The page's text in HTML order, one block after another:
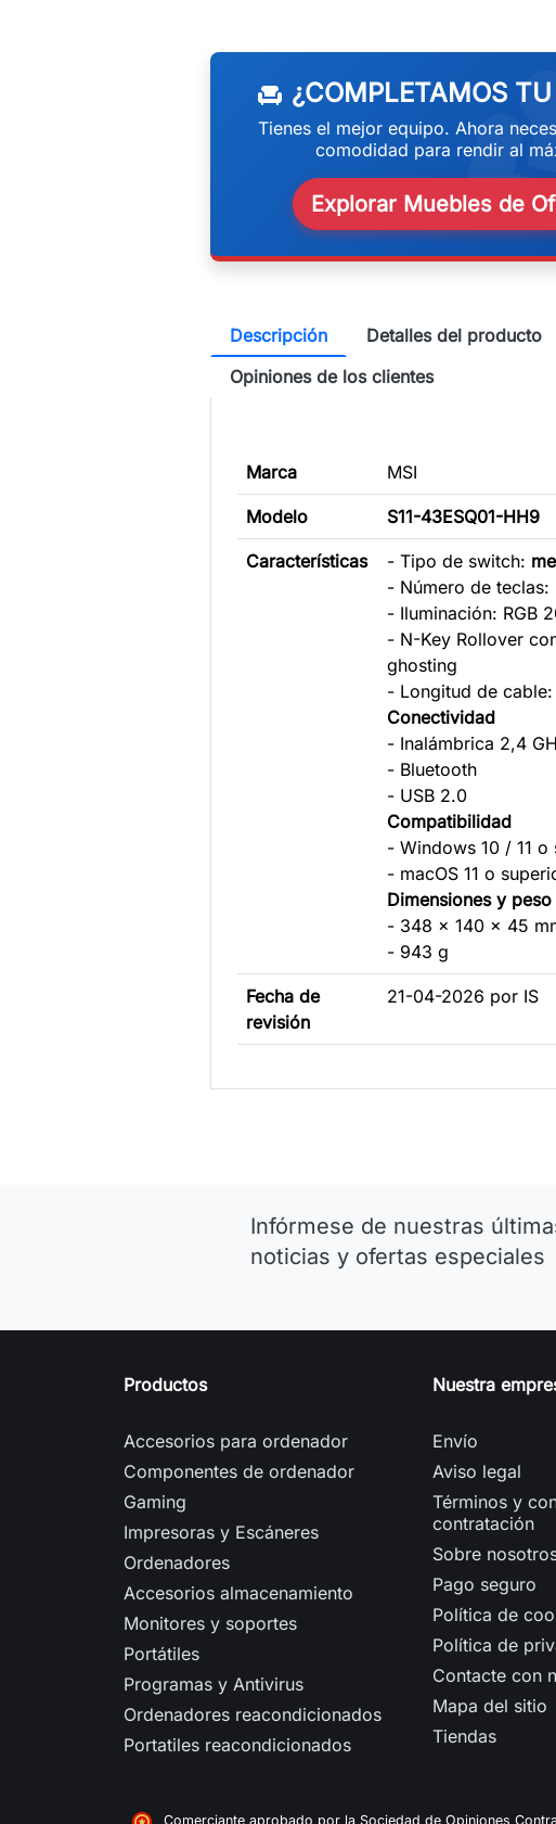
chair ¿COMPLETAMOS
Tienes el mejor equipo. Ahora
comodidad para rendir al
Explorar Muebles de
Descripción
Detalles del producto
Opiniones de los clientes
Marca MSI
Modelo S11-43ESQ01-HH9
Características - Tipo de switch:
- Número de teclas:
- Iluminación: RGB
- N-Key Rollover
ghosting
- Longitud de
Conectividad
- Inalámbrica 2,4
- Bluetooth
- USB 2.0
Compatibilidad
- Windows 10 / 11 o
- macOS 11 o
Dimensiones y peso
- 348 x 140 x 45
- 943 g
Fecha de
revisión
21-04-2026 por IS
Infórmese de nuestras
noticias y ofertas especiales
Productos
Accesorios para ordenador
Componentes de ordenador
Gaming
Impresoras y Escáneres
Ordenadores
Accesorios almacenamiento
Monitores y soportes
Portátiles
Programas y Antivirus
Ordenadores reacondicionados
Portatiles reacondicionados
Nuestra
Envío
Aviso legal
Términos y
contratación
Sobre
Pago seguro
Política de
Política de
Contacte con
Mapa del sitio
Tiendas
Comerciante aprobado por la Sociedad de Opiniones